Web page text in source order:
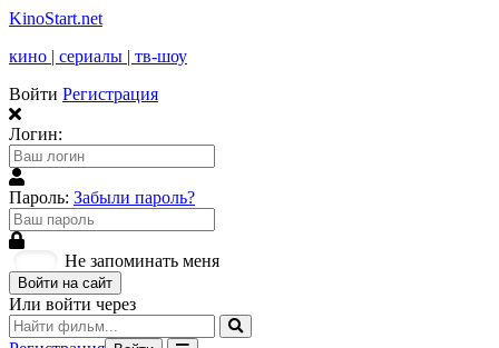
KinoStart.net
кино | сериалы | тв-шоу
Войти Регистрация
Логин:
Пароль: Забыли пароль?
Не запоминать меня
Войти на сайт
Или войти через